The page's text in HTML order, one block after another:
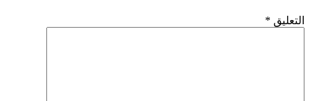
التعليق *